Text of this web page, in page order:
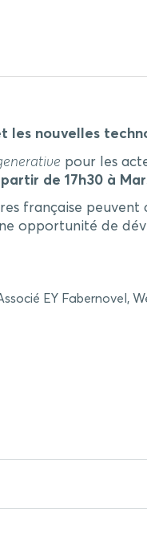
nouvelles
pour les
de 17h30 à
française peuvent
opportunité de
EY Fabernovel,